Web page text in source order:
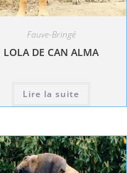
Fauve-Bringé
LOLA DE CAN ALMA
Lire la suite